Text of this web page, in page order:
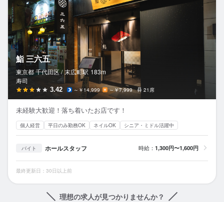
鮨 三六五
東京都 千代田区 / 末広町駅 183m
寿司
3.42 ～￥14,999 ～￥7,999 21席
未経験大歓迎！落ち着いたお店です！
個人経営 平日のみ勤務OK ネイルOK シニア・ミドル活躍中
バイト ホールスタッフ 時給： 1,300円〜1,600円
最終更新日：30日以上前
理想の求人が見つかりませんか？